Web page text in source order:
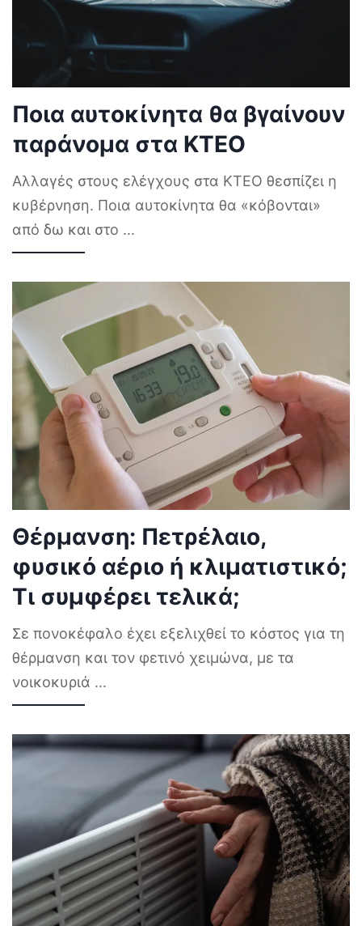
Ποια αυτοκίνητα θα βγαίνουν
παράνομα στα ΚΤΕΟ
Αλλαγές στους ελέγχους στα ΚΤΕΟ θεσπίζει η
κυβέρνηση. Ποια αυτοκίνητα θα «κόβονται»
από δω και στο ...
Θέρμανση: Πετρέλαιο,
φυσικό αέριο ή κλιματιστικό;
Τι συμφέρει τελικά;
Σε πονοκέφαλο έχει εξελιχθεί το κόστος για τη
θέρμανση και τον φετινό χειμώνα, με τα
νοικοκυριά ...